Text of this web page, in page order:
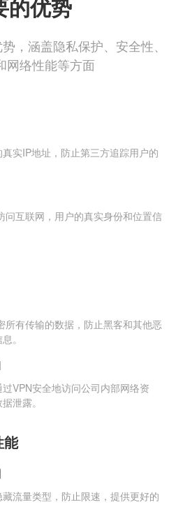
的优势
，涵盖隐私保护、安全性、
网络性能等方面
实IP地址，防止第三方追踪用户的
问互联网，用户的真实身份和位置信
所有传输的数据，防止黑客和其他恶
。
VPN安全地访问公司内部网络资
泄露。
能
流量类型，防止限速，提供更好的